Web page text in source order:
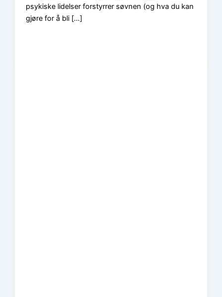
psykiske lidelser forstyrrer søvnen (og hva du kan
gjøre for å bli […]